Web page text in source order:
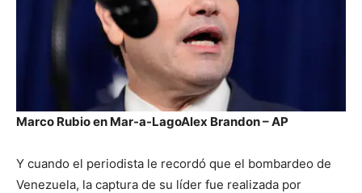
Marco Rubio en Mar-a-LagoAlex Brandon – AP
Y cuando el periodista le recordó que el bombardeo de
Venezuela, la captura de su líder fue realizada por